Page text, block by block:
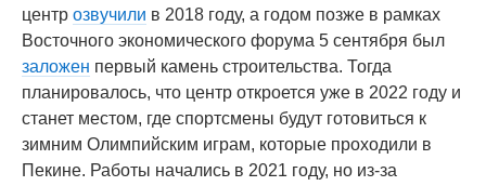
центр озвучили в 2018 году, а годом позже в рамках
Восточного экономического форума 5 сентября был
заложен первый камень строительства. Тогда
планировалось, что центр откроется уже в 2022 году и
станет местом, где спортсмены будут готовиться к
зимним Олимпийским играм, которые проходили в
Пекине. Работы начались в 2021 году, но из-за